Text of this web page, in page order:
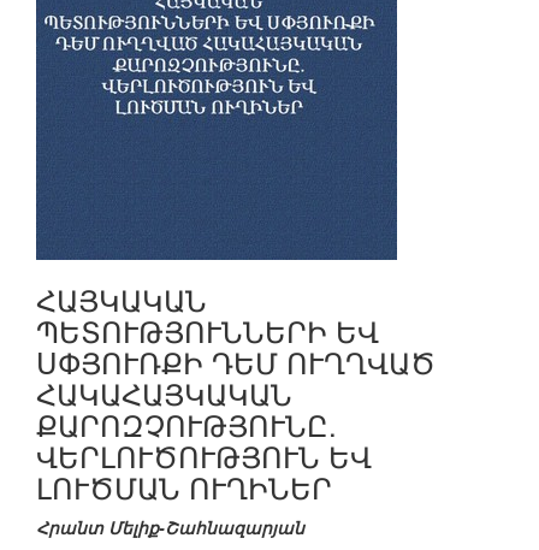
ՀԱՅԿԱԿԱՆ
ՊԵՏՈՒԹՅՈՒՆՆԵՐԻ ԵՎ
ՍՓՅՈՒՌՔԻ ԴԵՄ ՈՒՂՂՎԱԾ
ՀԱԿԱՀԱՅԿԱԿԱՆ
ՔԱՐՈԶՉՈՒԹՅՈՒՆԸ.
ՎԵՐԼՈՒԾՈՒԹՅՈՒՆ ԵՎ
ԼՈՒԾՄԱՆ ՈՒՂԻՆԵՐ
Հրանտ Մելիք-Շահնազարյան